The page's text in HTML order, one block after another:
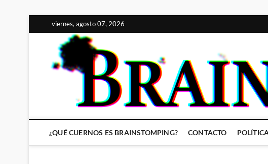
al
contenido
viernes, agosto 07, 2026
¿QUÉ CUERNOS ES BRAINSTOMPING? CONTACTO